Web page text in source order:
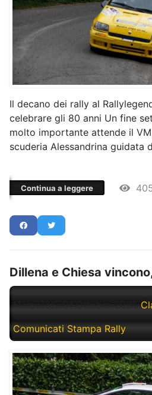
Il decano dei rally al
celebrare gli 80 anni Un fine
molto importante attende il
scuderia Alessandrina guidata
Continua a leggere
Dillena e Chiesa
Mercoledì, 01 Ottobre 2025
Comunicati Stampa Rally